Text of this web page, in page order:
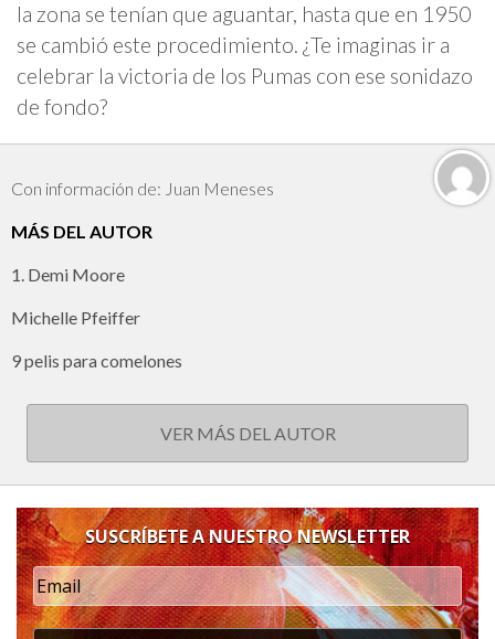
la zona se tenían que aguantar, hasta que en 1950
se cambió este procedimiento. ¿Te imaginas ir a
celebrar la victoria de los Pumas con ese sonidazo
de fondo?
Con información de: Juan Meneses
MÁS DEL AUTOR
1. Demi Moore
Michelle Pfeiffer
9 pelis para comelones
VER MÁS DEL AUTOR
SUSCRÍBETE A NUESTRO NEWSLETTER